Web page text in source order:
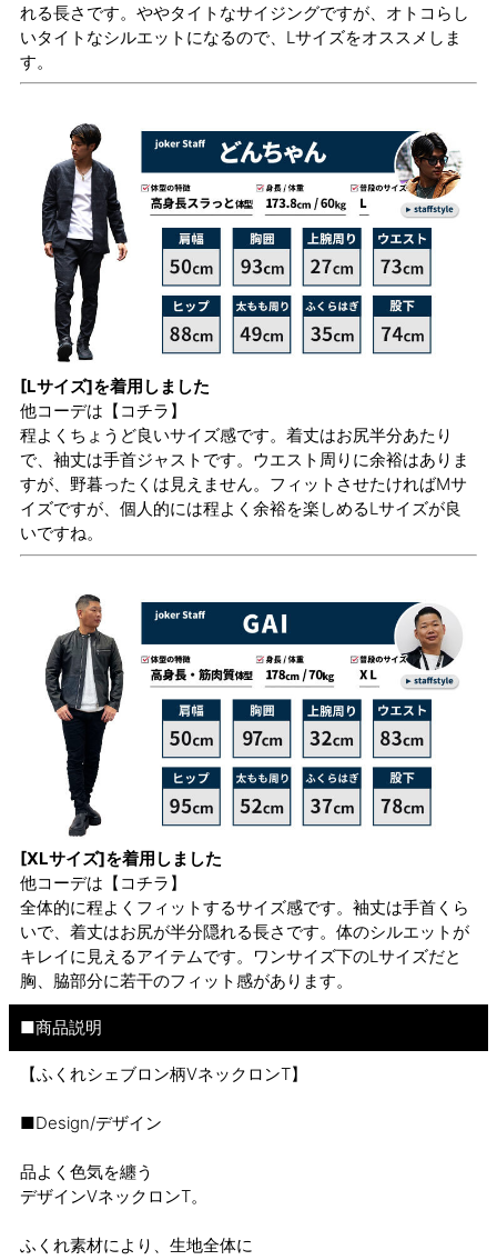
れる長さです。ややタイトなサイジングですが、オトコらし
いタイトなシルエットになるので、Lサイズをオススメしま
す。
[Lサイズ]を着用しました
他コーデは 【コチラ】
程よくちょうど良いサイズ感です。着丈はお尻半分あたり
で、袖丈は手首ジャストです。ウエスト周りに余裕はありま
すが、野暮ったくは見えません。フィットさせたければMサ
イズですが、個人的には程よく余裕を楽しめるLサイズが良
いですね。
[XLサイズ]を着用しました
他コーデは 【コチラ】
全体的に程よくフィットするサイズ感です。袖丈は手首くら
いで、着丈はお尻が半分隠れる長さです。体のシルエットが
キレイに見えるアイテムです。ワンサイズ下のLサイズだと
胸、脇部分に若干のフィット感があります。
■商品説明
【ふくれシェブロン柄VネックロンT】
■Design/デザイン
品よく色気を纏う
デザインVネックロンT。
ふくれ素材により、生地全体に